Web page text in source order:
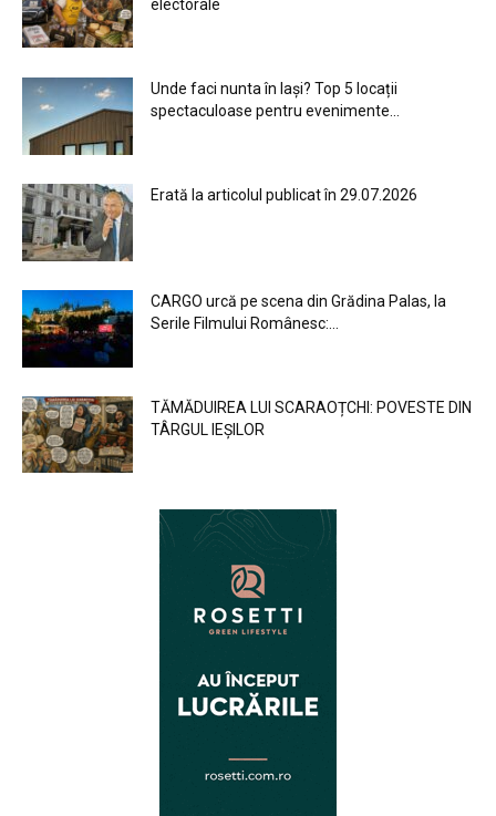
electorale
Unde faci nunta în Iași? Top 5 locații
spectaculoase pentru evenimente...
Erată la articolul publicat în 29.07.2026
CARGO urcă pe scena din Grădina Palas, la
Serile Filmului Românesc:...
TĂMĂDUIREA LUI SCARAOȚCHI: POVESTE DIN
TÂRGUL IEȘILOR